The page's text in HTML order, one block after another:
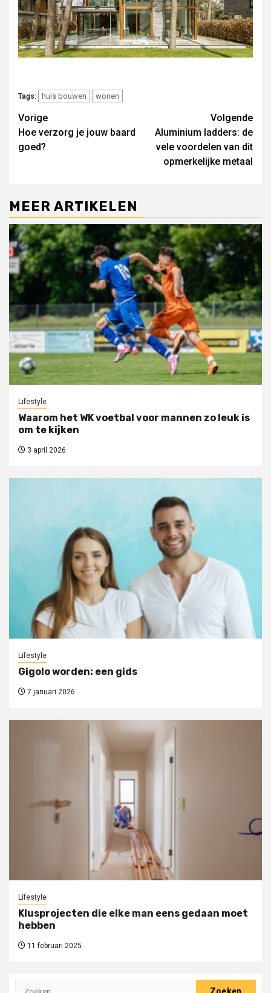
Tags: huis bouwen wonen
Lees
verder
Vorige
Hoe verzorg je jouw baard
goed?
Volgende
Aluminium ladders: de
vele voordelen van dit
opmerkelijke metaal
MEER ARTIKELEN
Lifestyle
Waarom het WK voetbal voor mannen zo leuk is
om te kijken
3 april 2026
Lifestyle
Gigolo worden: een gids
7 januari 2026
Lifestyle
Klusprojecten die elke man eens gedaan moet
hebben
11 februari 2025
Zoeken